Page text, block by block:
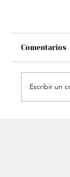
Comentarios
Escribir un